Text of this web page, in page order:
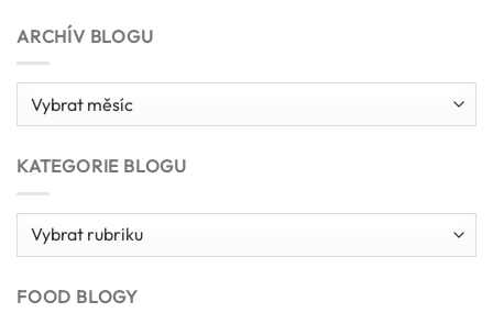
ARCHÍV BLOGU
Archív
blogu
KATEGORIE BLOGU
Kategorie
blogu
FOOD BLOGY